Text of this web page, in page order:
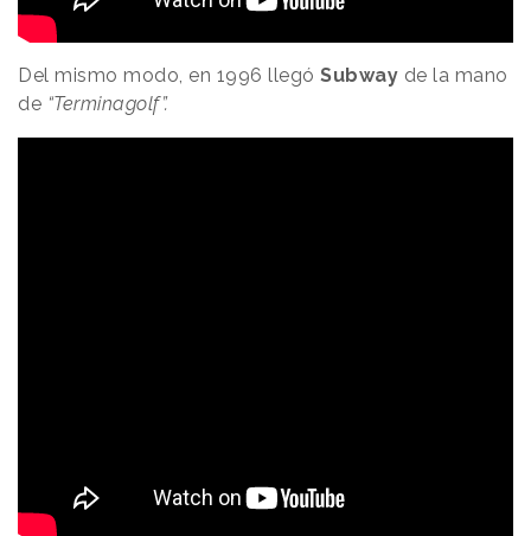
Del mismo modo, en 1996 llegó Subway de la mano
de “Terminagolf”.